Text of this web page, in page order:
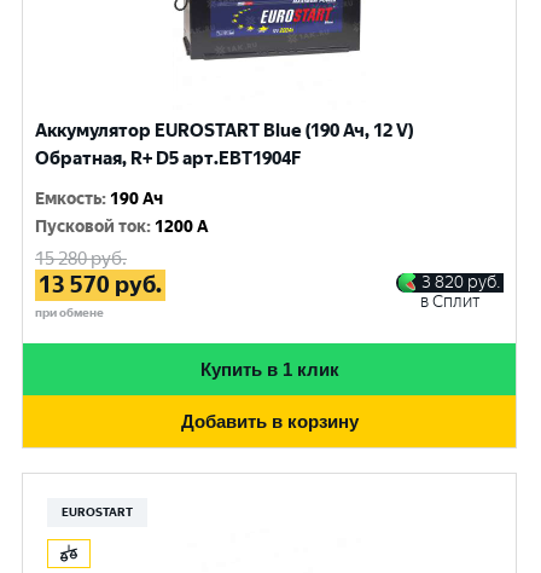
Аккумулятор EUROSTART Blue (190 Ач, 12 V)
Обратная, R+ D5 арт.EBT1904F
Емкость: 190 Ач
Пусковой ток: 1200 A
15 280руб.
13 570 руб.
при обмене
3 820 руб.
в Сплит
Купить в 1 клик
Добавить в корзину
EUROSTART